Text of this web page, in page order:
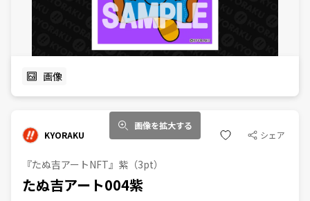
画像を拡大する
画像
KYORAKU シェア
『たぬ吉アートNFT』紫（3pt）
たぬ吉アート004紫